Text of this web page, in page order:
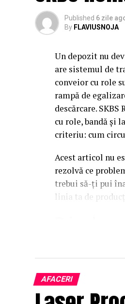
Published 6 zile
By FLAVIUSNOJA
Un depozit nu
are sistemul de
conveior cu role
rampă de
descărcare.
cu role, bandă și
criteriu: cum
Acest articol nu
rezolvă ce
trebui să-ți pui
linia ta de
Primul
Înainte de a
ce formă are
Factorii
AFACERI